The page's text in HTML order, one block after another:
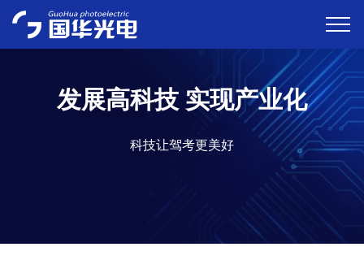
发展高科技 实现产业化
科技让驾考更美好